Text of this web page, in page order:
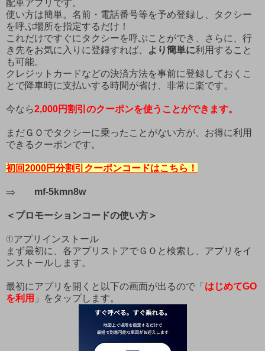
配車アプリです。
使い方は簡単。名前・電話番号等を予め登録し、タクシー
を呼ぶ場所を指定するだけ！
これだけですぐにタクシーを呼ぶことができ、さらに、行
き先をお気に入りに登録すれば、
より簡単に利用すること
も可能。
クレジットカードなどの決済方法を事前に登録しておくこ
とで降車時に支払いする時間が省け、非常に楽です。
今なら2,000円割引のクーポンを使うことができます。
まだＧＯでタクシーに乗ったことがない方が、お得に利用
できるクーポンです。
初回2000円分割引クーポンコードはこちら！
⇒ mf-5kmn8w
＜プロモーションコードの使い方＞
①アプリインストール
まず最初に、各アプリストアでＧＯと検索し、アプリをイ
ンストールします。
最初にアプリを開くと以下の画面が出るので「 はじめてGO
を利用 」をタップします。